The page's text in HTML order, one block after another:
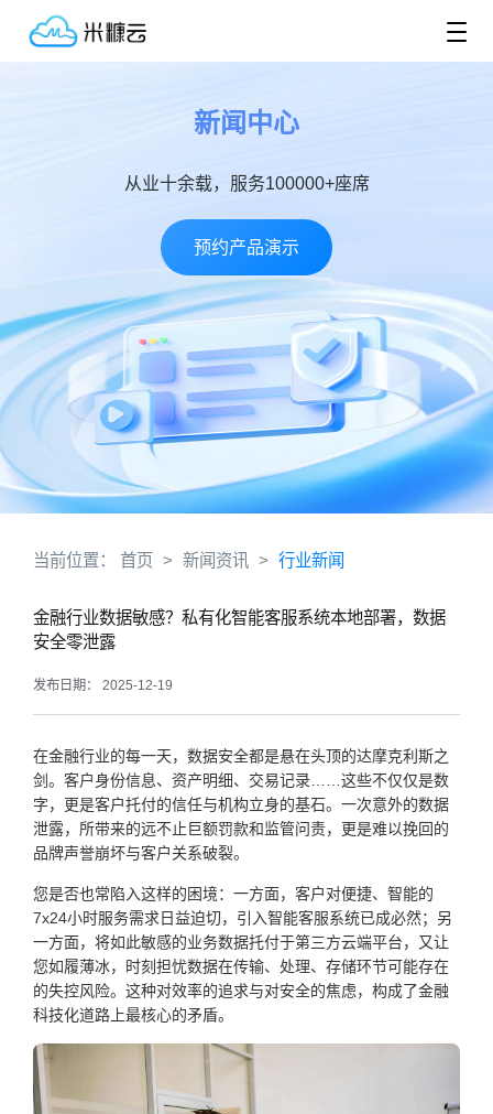
新闻中心
从业十余载，服务100000+座席
预约产品演示
当前位置： 首页 > 新闻资讯 > 行业新闻
金融行业数据敏感？私有化智能客服系统本地部署，数据
安全零泄露
发布日期： 2025-12-19
在金融行业的每一天，数据安全都是悬在头顶的达摩克利斯之
剑。客户身份信息、资产明细、交易记录……这些不仅仅是数
字，更是客户托付的信任与机构立身的基石。一次意外的数据
泄露，所带来的远不止巨额罚款和监管问责，更是难以挽回的
品牌声誉崩坏与客户关系破裂。
您是否也常陷入这样的困境：一方面，客户对便捷、智能的
7x24小时服务需求日益迫切，引入智能客服系统已成必然；另
一方面，将如此敏感的业务数据托付于第三方云端平台，又让
您如履薄冰，时刻担忧数据在传输、处理、存储环节可能存在
的失控风险。这种对效率的追求与对安全的焦虑，构成了金融
科技化道路上最核心的矛盾。